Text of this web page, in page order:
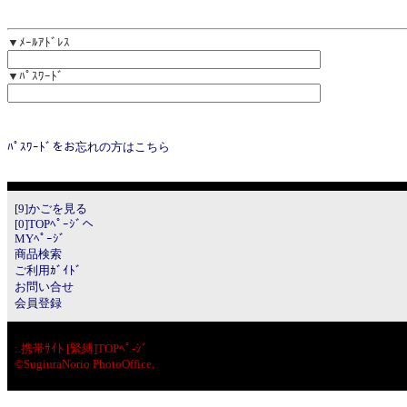
▼ﾒｰﾙｱﾄﾞﾚｽ
▼ﾊﾟｽﾜｰﾄﾞ
ﾊﾟｽﾜｰﾄﾞをお忘れの方はこちら
[9]かごを見る
[0]TOPﾍﾟｰｼﾞへ
MYﾍﾟｰｼﾞ
商品検索
ご利用ｶﾞｲﾄﾞ
お問い合せ
会員登録
:.携帯ｻｲﾄ [緊縛]TOPﾍﾟ-ｼﾞ
©SugiuraNorio PhotoOffice.